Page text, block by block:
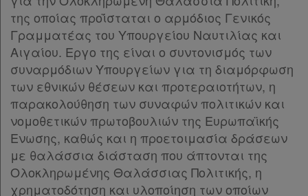
Πληροφορίες
Εταιρεία
Επικοινωνία
Όροι
Παρ.3
Παρ.4
Παρ.5
Παρ.6
Παρ.7
Παρ.8
Παρ.9
Παρ.10
Παρ.11
Παρ.12
Άρθρο 13 [-]
της οποίας προΐσταται ο αρμόδιος Γενικός
Γραμματέας του Υπουργείου Ναυτιλίας και
Αιγαίου. Εργο της είναι ο συντονισμός των
συναρμόδιων Υπουργείων για τη διαμόρφωση
των εθνικών θέσεων και προτεραιοτήτων, η
παρακολούθηση των συναφών πολιτικών και
νομοθετικών πρωτοβουλιών της Ευρωπαϊκής
Ενωσης, καθώς και η προετοιμασία δράσεων
με θαλάσσια διάσταση που άπτονται της
Ολοκληρωμένης Θαλάσσιας Πολιτικής, η
χρηματοδότηση και υλοποίηση των οποίων